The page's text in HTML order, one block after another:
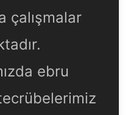
çalışmalar
ebru